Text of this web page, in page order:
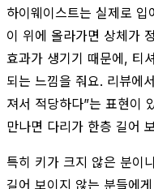
하이웨이스트는 실제로
이 위에 올라가면 상체가
효과가 생기기 때문에, 티
되는 느낌을 줘요. 리뷰에
져서 적당하다”는 표현이
만나면 다리가 한층 길어
특히 키가 크지 않은 분이
길어 보이지 않는 분들에